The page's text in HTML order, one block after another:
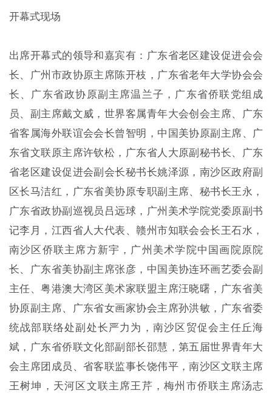
开幕式现场
出席开幕式的领导和嘉宾有：广东省老区建设促进会会
长、广州市政协原主席陈开枝，广东省老年大学协会会
长、广东省政协原副主席温兰子，广东省侨联党组成
员、副主席戴文威，世界客属青年大会创会主席、广东
省客属海外联谊会会长曾智明，中国美协原副主席、广
东省文联原主席许钦松，广东省人大原副秘书长、广东
省老区建设促进会副会长秘书长姚泽源，南沙区政府副
区长马洁红，广东省美协原专职副主席、秘书长王永，
广东省政协副巡视员吕远球，广州美术学院党委原副书
记李月，江西省人大代表、赣州市知联会会长王石水，
南沙区侨联主席方新宇，广州美术学院中国画院原院
长、广东省美协副主席张彦，中国美协连环画艺委会副
主任、粤港澳大湾区美术家联盟主席汪晓曙，广东省美
协原副主席、广东省女画家协会主席孙洪敏，广东省委
统战部联络处副处长严力为，南沙区贸促会主任丘海
斌，广东省侨联文化部副部长邵慧，第五届世界青年大
会主席团成员、省客联监事长饶伟平，南沙区文联主席
王树坤，天河区文联主席王芹，梅州市侨联主席汤志